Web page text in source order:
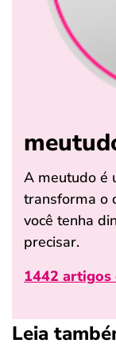
A meutudo é
transforma o
você tenha
precisar.
1442 artigos
Leia